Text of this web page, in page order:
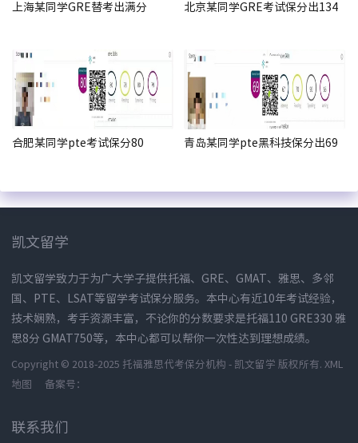
上海某同学GRE替考出满分 北京某同学GRE考试保分出134
合肥某同学pte考试保分80 青岛某同学pte黑科技保分出69
凯文留学
凯文留学致力于为广大学子提供托福、GRE、GMAT、雅思、多邻
国、PTE、LSAT等留学考试保分服务。本中心有近10年考试经验，
技术娴熟，考手资源丰富，不论你的分数要求是托福110 GRE330 雅
思8分 GMAT750等，本中心都可以帮你一次性达到理想成绩。
Copyright © 2018-2025 托福雅思代考保分机构 - 凯文留学 版权所有. XML
地图
备案号：
联系我们